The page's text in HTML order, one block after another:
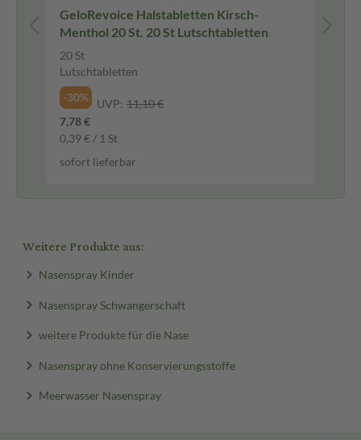
GeloRevoice Halstabletten Kirsch-
Menthol 20 St. 20 St Lutschtabletten
20 St
Lutschtabletten
-30%
UVP: 11,10 €
7,78 €
0,39 € / 1 St
sofort lieferbar
Weitere Produkte aus:
Nasenspray Kinder
Nasenspray Schwangerschaft
weitere Produkte für die Nase
Nasenspray ohne Konservierungsstoffe
Meerwasser Nasenspray